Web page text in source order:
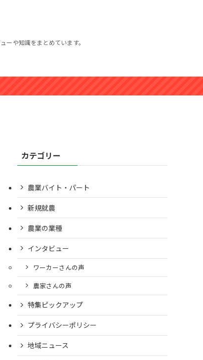
ーや知識をまとめています。
カテゴリー
農業バイト・パート
新規就農
農業の業種
インタビュー
ワーカーさんの声
農家さんの声
特集ピックアップ
プライバシーポリシー
地域ニュース